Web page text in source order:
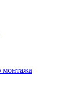
монтажа